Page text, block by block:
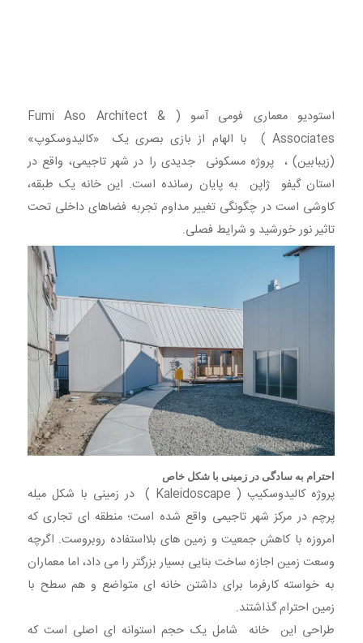
استودیو معماری فومی آسو ( Fumi Aso Architect &
Associates ) با الهام از بازی بصری یک «کالیدوسکوپ»
(زیبابین) ، پروژه مسکونی جدیدی را در شهر تاجیمی، واقع در
استان گیفو ژاپن به پایان رسانده است. این خانه یک طبقه،
کاوشی است در چگونگی تغییر مداوم تجربه فضاهای داخلی تحت
تاثیر نور خورشید و شرایط فصلی.
احترام به سادگی در زمینی با شکل خاص
پروژه کالیدوسکیپ ( Kaleidoscape ) در زمینی با شکل میله
پرچم در مرکز شهر تاجیمی واقع شده است؛ منطقه ای تجاری که
امروزه با کاهش جمعیت و زمین های بلااستفاده روبروست. اگرچه
وسعت زمین اجازه ساخت بنایی بسیار بزرگتر را می داد، اما معماران
به خواسته کارفرما برای داشتن خانه ای متواضع و هم سطح با
زمین احترام گذاشتند.
طراحی این خانه شامل یک حجم استوانه ای اصلی است که